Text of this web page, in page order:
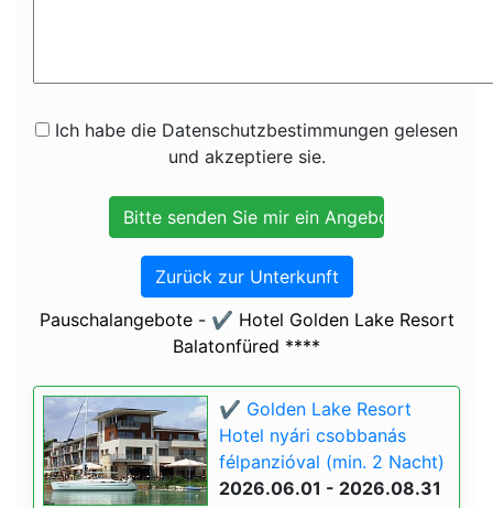
Ich habe die Datenschutzbestimmungen gelesen
und akzeptiere sie.
Zurück zur Unterkunft
Pauschalangebote - ✔️ Hotel Golden Lake Resort
Balatonfüred ****
✔️ Golden Lake Resort
Hotel nyári csobbanás
félpanzióval (min. 2 Nacht)
2026.06.01 - 2026.08.31